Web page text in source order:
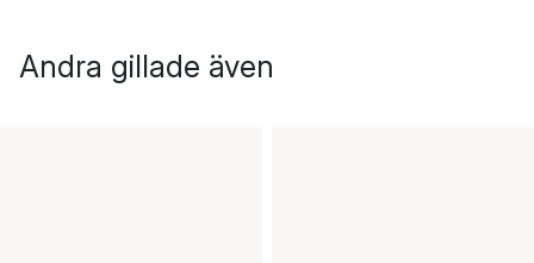
Andra gillade även